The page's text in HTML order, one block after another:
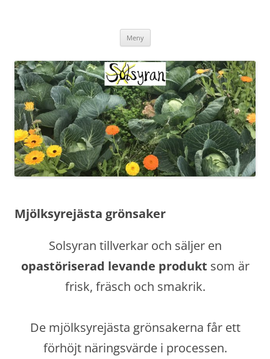
Meny
Mjölksyrejästa grönsaker
Solsyran tillverkar och säljer en
opastöriserad levande produkt som är
frisk, fräsch och smakrik.
De mjölksyrejästa grönsakerna får ett
förhöjt näringsvärde i processen.